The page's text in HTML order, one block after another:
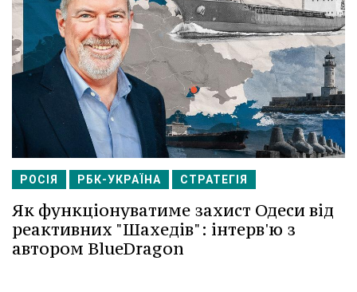
РОСІЯ РБК-УКРАЇНА СТРАТЕГІЯ
Як функціонуватиме захист Одеси від
реактивних "Шахедів": інтерв'ю з
автором BlueDragon